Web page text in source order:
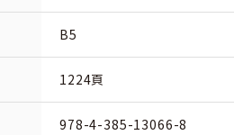
B5
1224頁
978-4-385-13066-8